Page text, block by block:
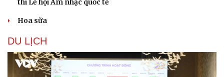
thi Lễ hội Âm nhạc quốc tế
Hoa sữa
DU LỊCH